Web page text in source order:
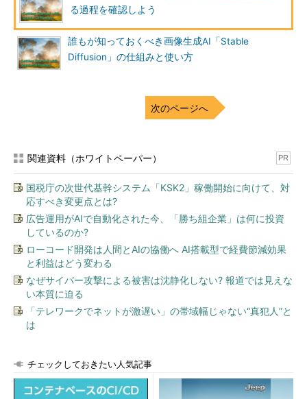
る過程を確認しよう
誰もが知っておくべき画像生成AI「Stable
Diffusion」の仕組みと使い方
次のページへ
関連資料（ホワイトペーパー） PR
国税庁の次世代基幹システム「KSK2」稼働開始に向けて、対
応すべき変更点とは?
広告運用がAIで自動化された今、「勝ち組企業」は何に投資
しているのか?
ローコード開発は人間とAIの協働へ AI搭載型で経費節減効果
と利益はどう変わる
なぜサイバー攻撃による被害は沈静化しない? 報道では見えな
い本質に迫る
「テレワークでネットが激遅い」の帯域幅じゃない“真犯人”と
は
チェックしておきたい人気記事